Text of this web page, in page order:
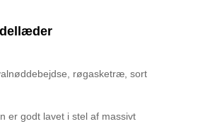
røgasketræ, sort
er godt lavet i stel af massivt